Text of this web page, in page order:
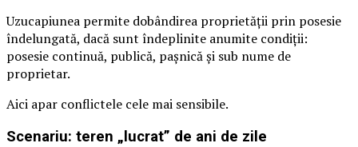
Uzucapiunea permite dobândirea proprietății prin posesie
îndelungată, dacă sunt îndeplinite anumite condiții:
posesie continuă, publică, pașnică și sub nume de
proprietar.
Aici apar conflictele cele mai sensibile.
Scenariu: teren „lucrat” de ani de zile